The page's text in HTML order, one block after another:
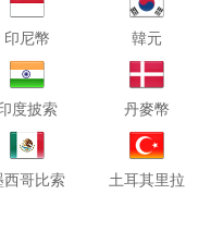
印尼幣 韓元
度披索 丹麥幣
西哥比索 土耳其里拉